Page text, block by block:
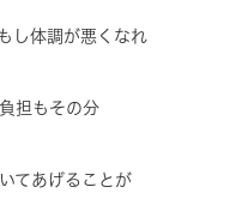
し体調が悪くなれ
担もその分
てあげることが